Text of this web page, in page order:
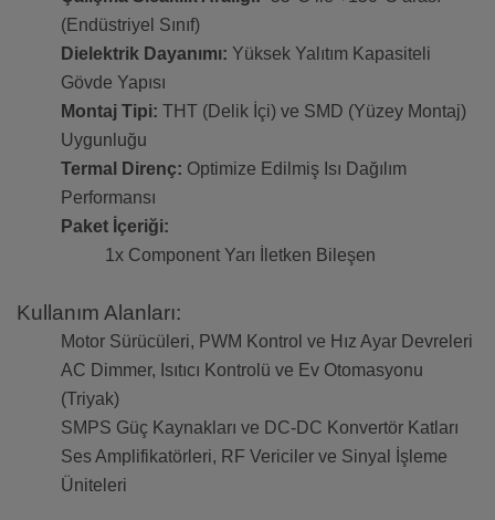
(Endüstriyel Sınıf)
Dielektrik Dayanımı: Yüksek Yalıtım Kapasiteli
Gövde Yapısı
Montaj Tipi: THT (Delik İçi) ve SMD (Yüzey Montaj)
Uygunluğu
Termal Direnç: Optimize Edilmiş Isı Dağılım
Performansı
Paket İçeriği:
1x Component Yarı İletken Bileşen
Kullanım Alanları:
Motor Sürücüleri, PWM Kontrol ve Hız Ayar Devreleri
AC Dimmer, Isıtıcı Kontrolü ve Ev Otomasyonu
(Triyak)
SMPS Güç Kaynakları ve DC-DC Konvertör Katları
Ses Amplifikatörleri, RF Vericiler ve Sinyal İşleme
Üniteleri